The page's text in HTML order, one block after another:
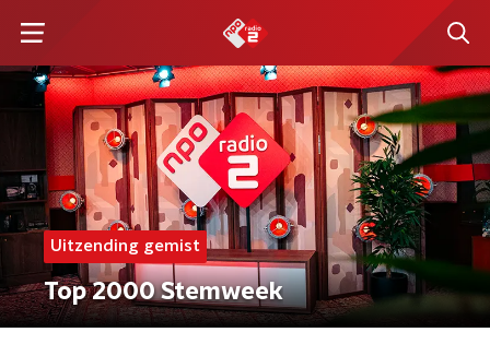
Uitzending gemist
Top 2000 Stemweek